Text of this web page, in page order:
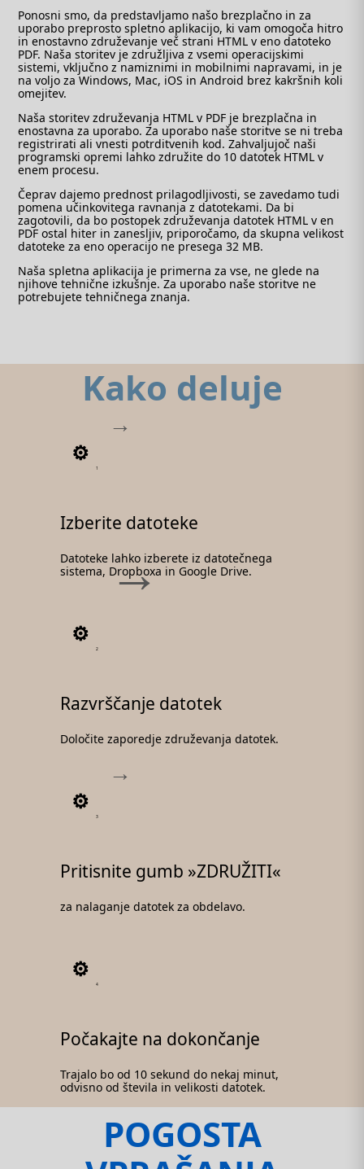
Ponosni smo, da predstavljamo našo brezplačno in za
uporabo preprosto spletno aplikacijo, ki vam omogoča hitro
in enostavno združevanje več strani HTML v eno datoteko
PDF. Naša storitev je združljiva z vsemi operacijskimi
sistemi, vključno z namiznimi in mobilnimi napravami, in je
na voljo za Windows, Mac, iOS in Android brez kakršnih koli
omejitev.
Naša storitev združevanja HTML v PDF je brezplačna in
enostavna za uporabo. Za uporabo naše storitve se ni treba
registrirati ali vnesti potrditvenih kod. Zahvaljujoč naši
programski opremi lahko združite do 10 datotek HTML v
enem procesu.
Čeprav dajemo prednost prilagodljivosti, se zavedamo tudi
pomena učinkovitega ravnanja z datotekami. Da bi
zagotovili, da bo postopek združevanja datotek HTML v en
PDF ostal hiter in zanesljiv, priporočamo, da skupna velikost
datoteke za eno operacijo ne presega 32 MB.
Naša spletna aplikacija je primerna za vse, ne glede na
njihove tehnične izkušnje. Za uporabo naše storitve ne
potrebujete tehničnega znanja.
Kako deluje
1
Izberite datoteke
Datoteke lahko izberete iz datotečnega
sistema, Dropboxa in Google Drive.
2
Razvrščanje datotek
Določite zaporedje združevanja datotek.
3
Pritisnite gumb »ZDRUŽITI«
za nalaganje datotek za obdelavo.
4
Počakajte na dokončanje
Trajalo bo od 10 sekund do nekaj minut,
odvisno od števila in velikosti datotek.
POGOSTA